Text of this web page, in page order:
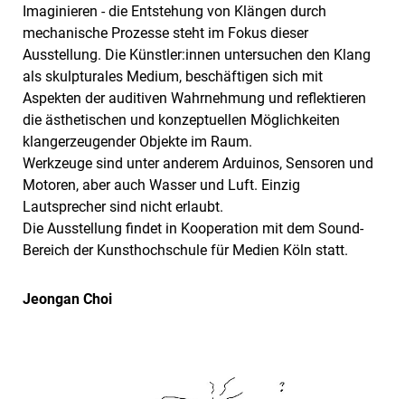
Imaginieren - die Entstehung von Klängen durch
mechanische Prozesse steht im Fokus dieser
Ausstellung. Die Künstler:innen untersuchen den Klang
als skulpturales Medium, beschäftigen sich mit
Aspekten der auditiven Wahrnehmung und reflektieren
die ästhetischen und konzeptuellen Möglichkeiten
klangerzeugender Objekte im Raum.
Werkzeuge sind unter anderem Arduinos, Sensoren und
Motoren, aber auch Wasser und Luft. Einzig
Lautsprecher sind nicht erlaubt.
Die Ausstellung findet in Kooperation mit dem Sound-
Bereich der Kunsthochschule für Medien Köln statt.
Jeongan Choi